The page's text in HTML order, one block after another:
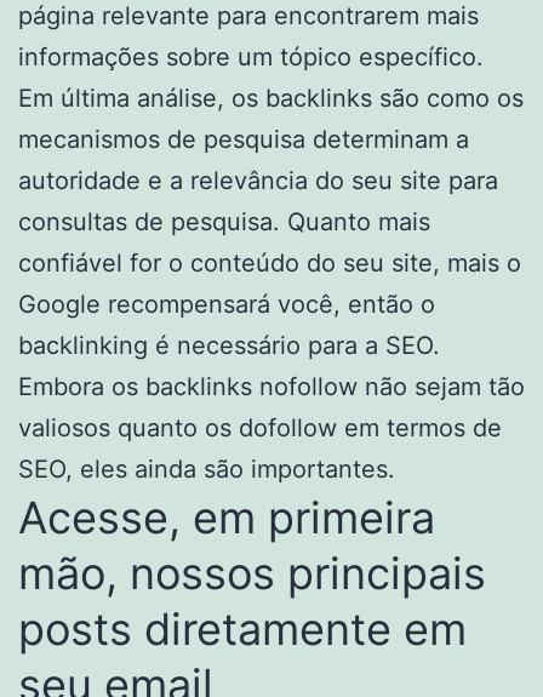
página relevante para encontrarem mais
informações sobre um tópico específico.
Em última análise, os backlinks são como os
mecanismos de pesquisa determinam a
autoridade e a relevância do seu site para
consultas de pesquisa. Quanto mais
confiável for o conteúdo do seu site, mais o
Google recompensará você, então o
backlinking é necessário para a SEO.
Embora os backlinks nofollow não sejam tão
valiosos quanto os dofollow em termos de
SEO, eles ainda são importantes.
Acesse, em primeira
mão, nossos principais
posts diretamente em
seu email